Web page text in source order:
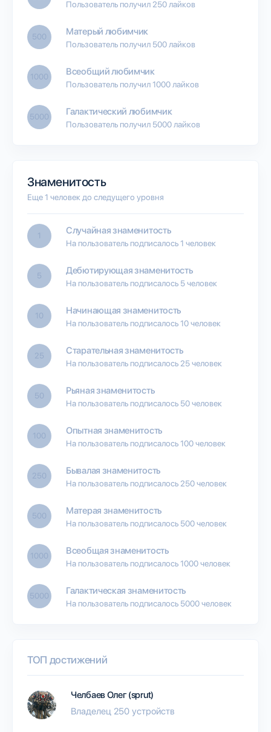
Пользователь получил 250 лайков
500 Матерый любимчик
Пользователь получил 500 лайков
1000 Всеобщий любимчик
Пользователь получил 1000 лайков
5000 Галактический любимчик
Пользователь получил 5000 лайков
Знаменитость
Еще 1 человек до следущего уровня
1 Случайная знаменитость
На пользователь подписалось 1 человек
5 Дебютирующая знаменитость
На пользователь подписалось 5 человек
10 Начинающая знаменитость
На пользователь подписалось 10 человек
25 Старательная знаменитость
На пользователь подписалось 25 человек
50 Рьяная знаменитость
На пользователь подписалось 50 человек
100 Опытная знаменитость
На пользователь подписалось 100 человек
250 Бывалая знаменитость
На пользователь подписалось 250 человек
500 Матерая знаменитость
На пользователь подписалось 500 человек
1000 Всеобщая знаменитость
На пользователь подписалось 1000 человек
5000 Галактическая знаменитость
На пользователь подписалось 5000 человек
ТОП достижений
Челбаев Олег (sprut)
Владелец 250 устройств